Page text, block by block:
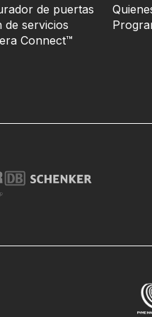
de puertas
de servicios
Connect™